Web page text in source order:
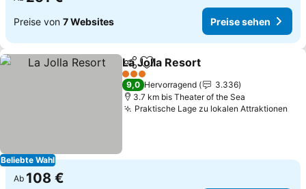
Preise von 7 Websites Preise sehen
Beliebte Wahl
TeilenZu Favoriten hinzufügen
La Jolla Resort
3 Sterne
9,0 Hervorragend
3.336
3.7 km bis Theater of the Sea
Praktische Lage zu lokalen Attraktionen
Ab 108 €